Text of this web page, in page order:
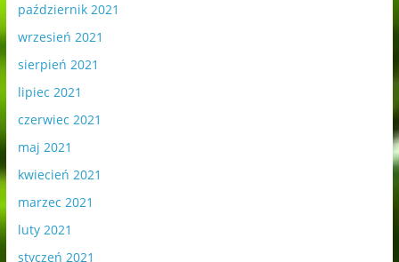
październik 2021
wrzesień 2021
sierpień 2021
lipiec 2021
czerwiec 2021
maj 2021
kwiecień 2021
marzec 2021
luty 2021
styczeń 2021